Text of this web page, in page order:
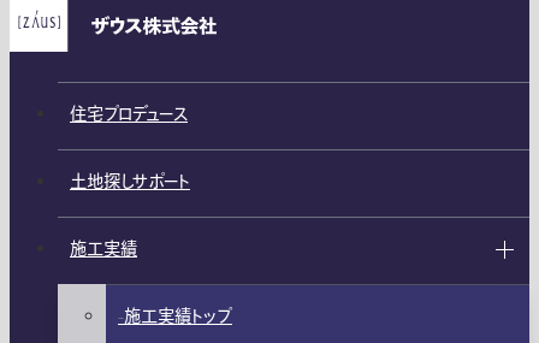
住宅プロデュース
土地探しサポート
施工実績
施工実績トップ